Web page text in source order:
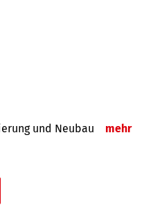
und Neubau mehr